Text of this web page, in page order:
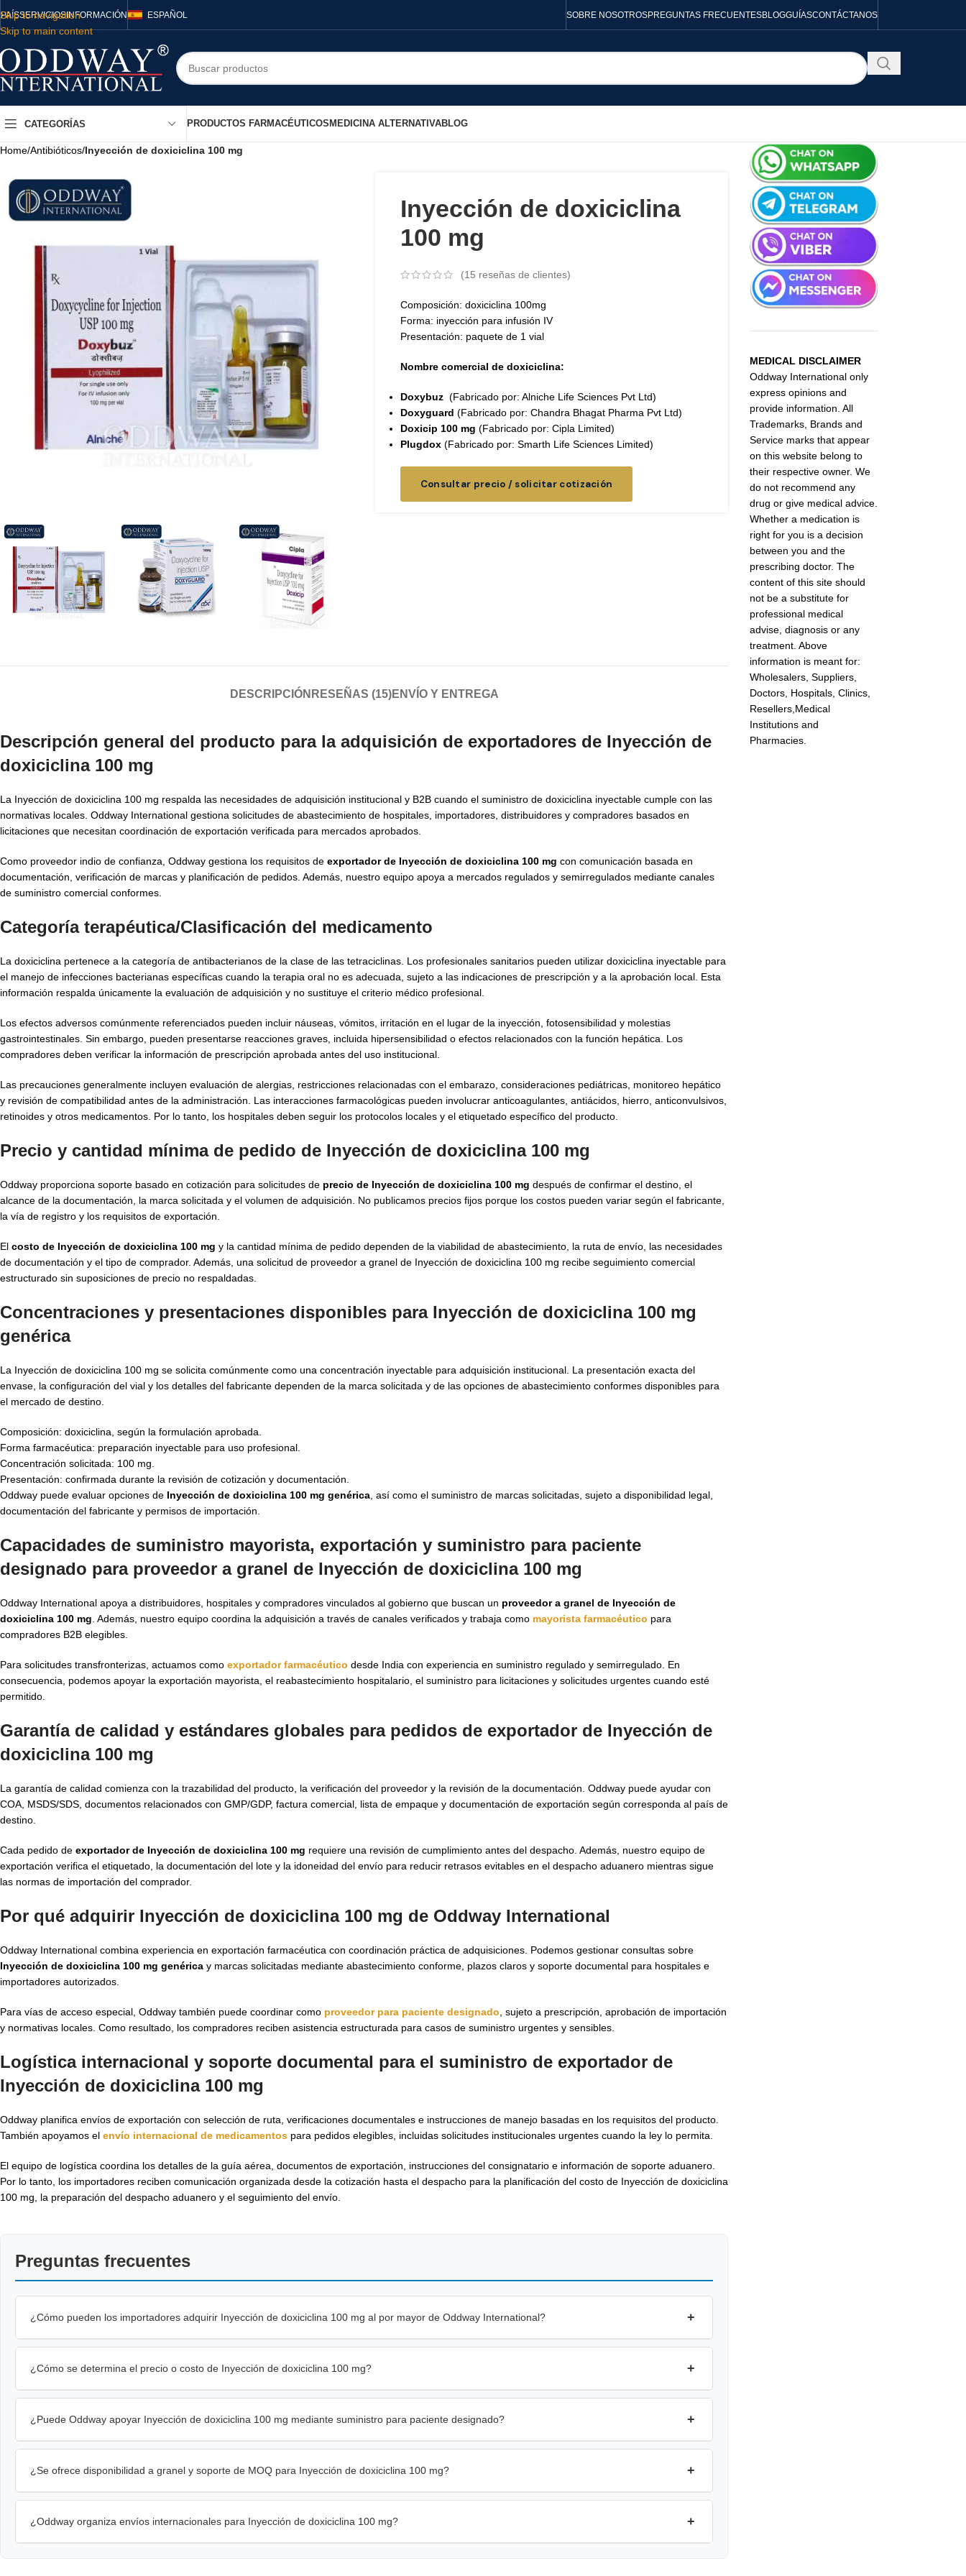
Skip to navigation
Skip to main content
PAÍSSERVICIOSINFORMACIÓN ESPAÑOL SOBRE NOSOTROSPREGUNTAS FRECUENTESBLOGGUÍASCONTÁCTANOS
CATEGORÍAS PRODUCTOS FARMACÉUTICOS MEDICINA ALTERNATIVABLOG
Home/Antibióticos/Inyección de doxiciclina 100 mg
Inyección de doxiciclina
100 mg
(15 reseñas de clientes)
Composición: doxiciclina 100mg
Forma: inyección para infusión IV
Presentación: paquete de 1 vial
Nombre comercial de doxiciclina:
Doxybuz (Fabricado por: Alniche Life Sciences Pvt Ltd)
Doxyguard (Fabricado por: Chandra Bhagat Pharma Pvt Ltd)
Doxicip 100 mg (Fabricado por: Cipla Limited)
Plugdox(Fabricado por: Smarth Life Sciences Limited)
Consultar precio / solicitar cotización
DESCRIPCIÓN RESEÑAS (15)ENVÍO Y ENTREGA
Descripción general del producto para la adquisición de exportadores de Inyección de
doxiciclina 100 mg
La Inyección de doxiciclina 100 mg respalda las necesidades de adquisición institucional y B2B cuando el suministro de doxiciclina inyectable cumple con las
normativas locales. Oddway International gestiona solicitudes de abastecimiento de hospitales, importadores, distribuidores y compradores basados en
licitaciones que necesitan coordinación de exportación verificada para mercados aprobados.
Como proveedor indio de confianza, Oddway gestiona los requisitos de exportador de Inyección de doxiciclina 100 mg con comunicación basada en
documentación, verificación de marcas y planificación de pedidos. Además, nuestro equipo apoya a mercados regulados y semirregulados mediante canales
de suministro comercial conformes.
Categoría terapéutica/Clasificación del medicamento
La doxiciclina pertenece a la categoría de antibacterianos de la clase de las tetraciclinas. Los profesionales sanitarios pueden utilizar doxiciclina inyectable para
el manejo de infecciones bacterianas específicas cuando la terapia oral no es adecuada, sujeto a las indicaciones de prescripción y a la aprobación local. Esta
información respalda únicamente la evaluación de adquisición y no sustituye el criterio médico profesional.
Los efectos adversos comúnmente referenciados pueden incluir náuseas, vómitos, irritación en el lugar de la inyección, fotosensibilidad y molestias
gastrointestinales. Sin embargo, pueden presentarse reacciones graves, incluida hipersensibilidad o efectos relacionados con la función hepática. Los
compradores deben verificar la información de prescripción aprobada antes del uso institucional.
Las precauciones generalmente incluyen evaluación de alergias, restricciones relacionadas con el embarazo, consideraciones pediátricas, monitoreo hepático
y revisión de compatibilidad antes de la administración. Las interacciones farmacológicas pueden involucrar anticoagulantes, antiácidos, hierro, anticonvulsivos,
retinoides y otros medicamentos. Por lo tanto, los hospitales deben seguir los protocolos locales y el etiquetado específico del producto.
Precio y cantidad mínima de pedido de Inyección de doxiciclina 100 mg
Oddway proporciona soporte basado en cotización para solicitudes de precio de Inyección de doxiciclina 100 mg después de confirmar el destino, el
alcance de la documentación, la marca solicitada y el volumen de adquisición. No publicamos precios fijos porque los costos pueden variar según el fabricante,
la vía de registro y los requisitos de exportación.
El costo de Inyección de doxiciclina 100 mg y la cantidad mínima de pedido dependen de la viabilidad de abastecimiento, la ruta de envío, las necesidades
de documentación y el tipo de comprador. Además, una solicitud de proveedor a granel de Inyección de doxiciclina 100 mg recibe seguimiento comercial
estructurado sin suposiciones de precio no respaldadas.
Concentraciones y presentaciones disponibles para Inyección de doxiciclina 100 mg
genérica
La Inyección de doxiciclina 100 mg se solicita comúnmente como una concentración inyectable para adquisición institucional. La presentación exacta del
envase, la configuración del vial y los detalles del fabricante dependen de la marca solicitada y de las opciones de abastecimiento conformes disponibles para
el mercado de destino.
Composición: doxiciclina, según la formulación aprobada.
Forma farmacéutica: preparación inyectable para uso profesional.
Concentración solicitada: 100 mg.
Presentación: confirmada durante la revisión de cotización y documentación.
Oddway puede evaluar opciones de Inyección de doxiciclina 100 mg genérica , así como el suministro de marcas solicitadas, sujeto a disponibilidad legal,
documentación del fabricante y permisos de importación.
Capacidades de suministro mayorista, exportación y suministro para paciente
designado para proveedor a granel de Inyección de doxiciclina 100 mg
Oddway International apoya a distribuidores, hospitales y compradores vinculados al gobierno que buscan un proveedor a granel de Inyección de
doxiciclina 100 mg . Además, nuestro equipo coordina la adquisición a través de canales verificados y trabaja como mayorista farmacéutico para
compradores B2B elegibles.
Para solicitudes transfronterizas, actuamos como exportador farmacéutico desde India con experiencia en suministro regulado y semirregulado. En
consecuencia, podemos apoyar la exportación mayorista, el reabastecimiento hospitalario, el suministro para licitaciones y solicitudes urgentes cuando esté
permitido.
Garantía de calidad y estándares globales para pedidos de exportador de Inyección de
doxiciclina 100 mg
La garantía de calidad comienza con la trazabilidad del producto, la verificación del proveedor y la revisión de la documentación. Oddway puede ayudar con
COA, MSDS/SDS, documentos relacionados con GMP/GDP, factura comercial, lista de empaque y documentación de exportación según corresponda al país de
destino.
Cada pedido de exportador de Inyección de doxiciclina 100 mg requiere una revisión de cumplimiento antes del despacho. Además, nuestro equipo de
exportación verifica el etiquetado, la documentación del lote y la idoneidad del envío para reducir retrasos evitables en el despacho aduanero mientras sigue
las normas de importación del comprador.
Por qué adquirir Inyección de doxiciclina 100 mg de Oddway International
Oddway International combina experiencia en exportación farmacéutica con coordinación práctica de adquisiciones. Podemos gestionar consultas sobre
Inyección de doxiciclina 100 mg genérica y marcas solicitadas mediante abastecimiento conforme, plazos claros y soporte documental para hospitales e
importadores autorizados.
Para vías de acceso especial, Oddway también puede coordinar como proveedor para paciente designado , sujeto a prescripción, aprobación de importación
y normativas locales. Como resultado, los compradores reciben asistencia estructurada para casos de suministro urgentes y sensibles.
Logística internacional y soporte documental para el suministro de exportador de
Inyección de doxiciclina 100 mg
Oddway planifica envíos de exportación con selección de ruta, verificaciones documentales e instrucciones de manejo basadas en los requisitos del producto.
También apoyamos el envío internacional de medicamentos para pedidos elegibles, incluidas solicitudes institucionales urgentes cuando la ley lo permita.
El equipo de logística coordina los detalles de la guía aérea, documentos de exportación, instrucciones del consignatario e información de soporte aduanero.
Por lo tanto, los importadores reciben comunicación organizada desde la cotización hasta el despacho para la planificación del costo de Inyección de doxiciclina
100 mg, la preparación del despacho aduanero y el seguimiento del envío.
Preguntas frecuentes
¿Cómo pueden los importadores adquirir Inyección de doxiciclina 100 mg al por mayor de Oddway International? +
¿Cómo se determina el precio o costo de Inyección de doxiciclina 100 mg? +
¿Puede Oddway apoyar Inyección de doxiciclina 100 mg mediante suministro para paciente designado? +
¿Se ofrece disponibilidad a granel y soporte de MOQ para Inyección de doxiciclina 100 mg? +
¿Oddway organiza envíos internacionales para Inyección de doxiciclina 100 mg? +
MEDICAL DISCLAIMER
Oddway International only
express opinions and
provide information. All
Trademarks, Brands and
Service marks that appear
on this website belong to
their respective owner. We
do not recommend any
drug or give medical advice.
Whether a medication is
right for you is a decision
between you and the
prescribing doctor. The
content of this site should
not be a substitute for
professional medical
advise, diagnosis or any
treatment. Above
information is meant for:
Wholesalers, Suppliers,
Doctors, Hospitals, Clinics,
Resellers,Medical
Institutions and
Pharmacies.